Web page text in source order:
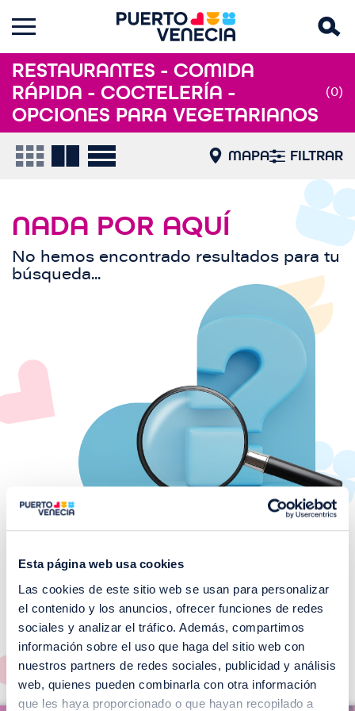
Esta página web usa cookies
Las cookies de este sitio web se usan para personalizar
el contenido y los anuncios, ofrecer funciones de redes
sociales y analizar el tráfico. Además, compartimos
información sobre el uso que haga del sitio web con
nuestros partners de redes sociales, publicidad y análisis
web, quienes pueden combinarla con otra información
que les haya proporcionado o que hayan recopilado a
RESTAURANTES - COMIDA
RÁPIDA - COCTELERÍA -
OPCIONES PARA VEGETARIANOS
(0)
MAPA FILTRAR
NADA POR AQUÍ
No hemos encontrado resultados para tu
búsqueda...
¡No te pierdas nuestros
EVENTOS!
Ver todos >